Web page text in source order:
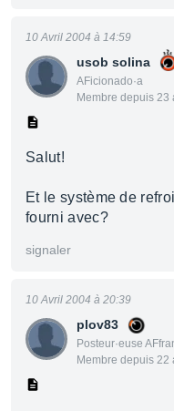
usob solina
AFicionado·a
Membre depuis 23
10 Avril 2004 à 14:59
Salut!
Et le système de
fourni avec?
signaler
plov83
Posteur·euse
Membre depuis 22
10 Avril 2004 à 20:39